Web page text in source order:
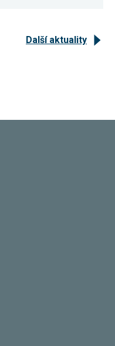
Další aktuality